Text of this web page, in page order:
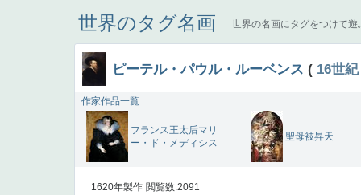
世界のタグ名画 世界の名画にタグをつけて遊
ピーテル・パウル・ルーベンス ( 16世紀
作家作品一覧
フランス王太后マリ
ー・ド・メディシス
聖母被昇天
1620年製作 閲覧数:2091